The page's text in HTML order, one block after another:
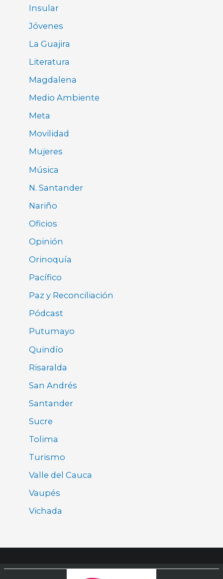
Insular
Jóvenes
La Guajira
Literatura
Magdalena
Medio Ambiente
Meta
Movilidad
Mujeres
Música
N. Santander
Nariño
Oficios
Opinión
Orinoquía
Pacífico
Paz y Reconciliación
Pódcast
Putumayo
Quindío
Risaralda
San Andrés
Santander
Sucre
Tolima
Turismo
Valle del Cauca
Vaupés
Vichada